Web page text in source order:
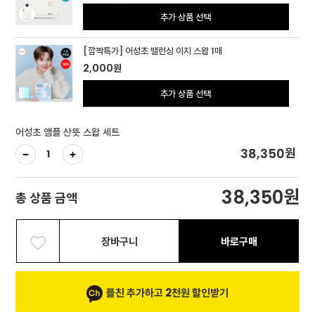
추가 상품 선택
[깜짝특가] 어성초 밸런싱 이지 스왑 1매
2,000원
추가 상품 선택
어성초 앰플 산뜻 스왑 세트
38,350원
총 상품 금액 38,350원
장바구니 바로구매
플친 추가하고 2천원 할인받기